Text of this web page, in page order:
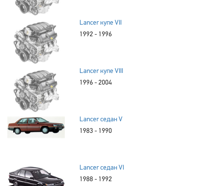
Lancer купе VII
1992 - 1996
Lancer купе VIII
1996 - 2004
Lancer седан V
1983 - 1990
Lancer седан VI
1988 - 1992